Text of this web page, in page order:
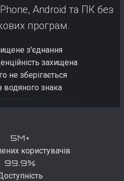
Android та ПК без
програм.
з'єднання
захищена
не зберігається
водяного знака
5M+
користувачів
99.9%